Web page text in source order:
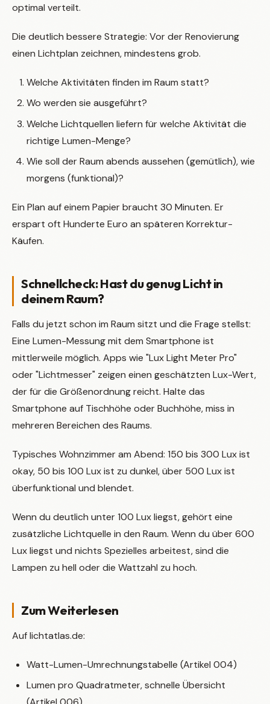
optimal verteilt.
Die deutlich bessere Strategie: Vor der Renovierung
einen Lichtplan zeichnen, mindestens grob.
Welche Aktivitäten finden im Raum statt?
Wo werden sie ausgeführt?
Welche Lichtquellen liefern für welche Aktivität die
richtige Lumen-Menge?
Wie soll der Raum abends aussehen (gemütlich), wie
morgens (funktional)?
Ein Plan auf einem Papier braucht 30 Minuten. Er
erspart oft Hunderte Euro an späteren Korrektur-
Käufen.
Schnellcheck: Hast du genug Licht in
deinem Raum?
Falls du jetzt schon im Raum sitzt und die Frage stellst:
Eine Lumen-Messung mit dem Smartphone ist
mittlerweile möglich. Apps wie "Lux Light Meter Pro"
oder "Lichtmesser" zeigen einen geschätzten Lux-Wert,
der für die Größenordnung reicht. Halte das
Smartphone auf Tischhöhe oder Buchhöhe, miss in
mehreren Bereichen des Raums.
Typisches Wohnzimmer am Abend: 150 bis 300 Lux ist
okay, 50 bis 100 Lux ist zu dunkel, über 500 Lux ist
überfunktional und blendet.
Wenn du deutlich unter 100 Lux liegst, gehört eine
zusätzliche Lichtquelle in den Raum. Wenn du über 600
Lux liegst und nichts Spezielles arbeitest, sind die
Lampen zu hell oder die Wattzahl zu hoch.
Zum Weiterlesen
Auf lichtatlas.de:
Watt-Lumen-Umrechnungstabelle (Artikel 004)
Lumen pro Quadratmeter, schnelle Übersicht